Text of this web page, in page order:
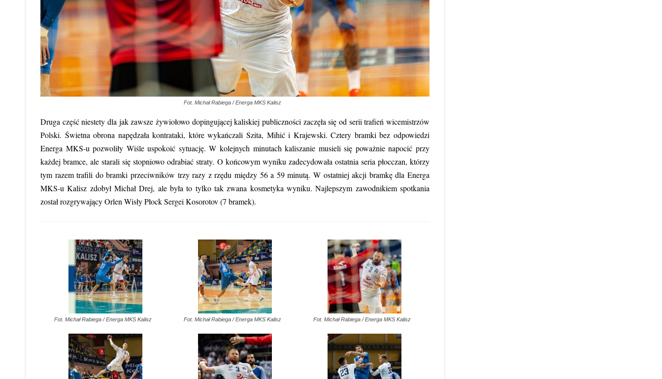
Fot. Michał Rabiega / Energa MKS Kalisz
Druga część niestety dla jak zawsze żywiołowo dopingującej kaliskiej publiczności zaczęła się od serii trafień wicemistrzów
Polski. Świetna obrona napędzała kontrataki, które wykańczali Szita, Mihić i Krajewski. Cztery bramki bez odpowiedzi
Energa MKS-u pozwoliły Wiśle uspokoić sytuację. W kolejnych minutach kaliszanie musieli się poważnie napocić przy
każdej bramce, ale starali się stopniowo odrabiać straty. O końcowym wyniku zadecydowała ostatnia seria płocczan, którzy
tym razem trafili do bramki przeciwników trzy razy z rzędu między 56 a 59 minutą. W ostatniej akcji bramkę dla Energa
MKS-u Kalisz zdobył Michał Drej, ale była to tylko tak zwana kosmetyka wyniku. Najlepszym zawodnikiem spotkania
został rozgrywający Orlen Wisły Płock Sergei Kosorotov (7 bramek).
Fot. Michał Rabiega / Energa MKS Kalisz Fot. Michał Rabiega / Energa MKS Kalisz Fot. Michał Rabiega / Energa MKS Kalisz